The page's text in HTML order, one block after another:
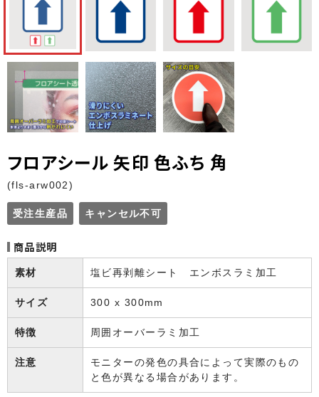
防炎無地テーブルカバー
屋外イベント広告
ご利用ガイド
データの入稿方法
Illustrator（ai）データ入稿用テンプレート
Illustrator（ai）データ作成ガイド
データ作成依頼ガイド
データの送付
領収書・請求書
フロアシール 矢印 色ふち 角
(fls-arw002)
受注生産品 キャンセル不可
商品説明
素材 塩ビ再剥離シート エンボスラミ加工
サイズ 300 x 300mm
特徴 周囲オーバーラミ加工
注意
モニターの発色の具合によって実際のもの
と色が異なる場合があります。